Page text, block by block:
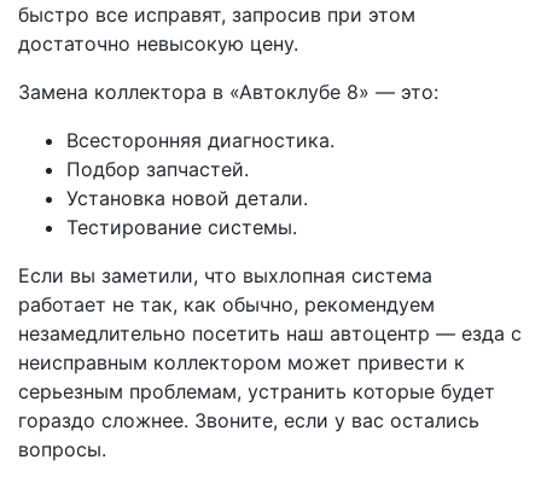
быстро все исправят, запросив при этом
достаточно невысокую цену.
Замена коллектора в «Автоклубе 8» — это:
Всесторонняя диагностика.
Подбор запчастей.
Установка новой детали.
Тестирование системы.
Если вы заметили, что выхлопная система
работает не так, как обычно, рекомендуем
незамедлительно посетить наш автоцентр — езда с
неисправным коллектором может привести к
серьезным проблемам, устранить которые будет
гораздо сложнее. Звоните, если у вас остались
вопросы.